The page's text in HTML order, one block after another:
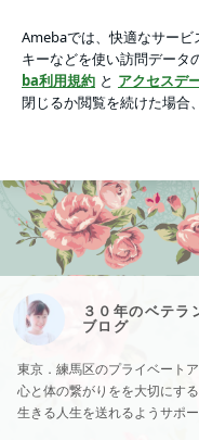
アプリをダウンロードし
ょう。
３０年のベテラ
ブログ
東京．練馬区のプライベート
心と体の繋がりをを大切にす
生きる人生を送れるようサポー